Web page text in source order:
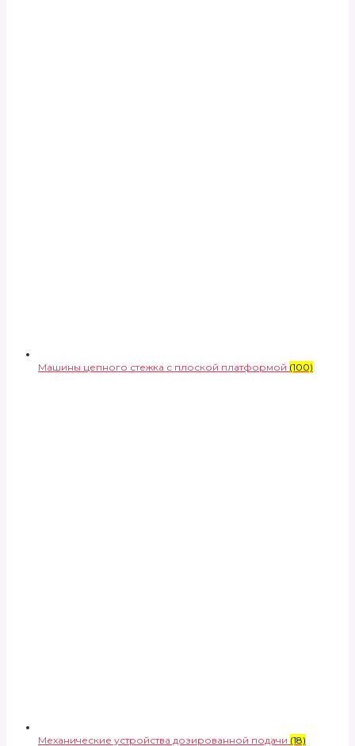
Машины цепного стежка с плоской платформой (100)
Механические устройства дозированной подачи (18)